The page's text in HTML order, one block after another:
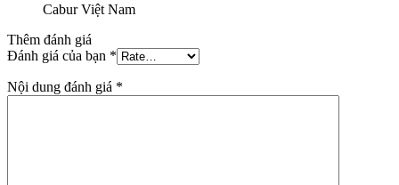
Cabur Việt Nam
Thêm đánh giá
Đánh giá của bạn *
Nội dung đánh giá *